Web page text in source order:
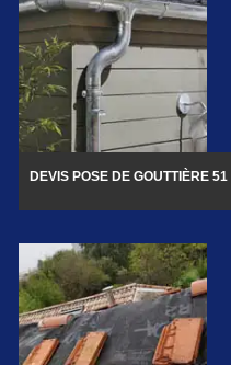
DEVIS POSE DE GOUTTIÈRE 51